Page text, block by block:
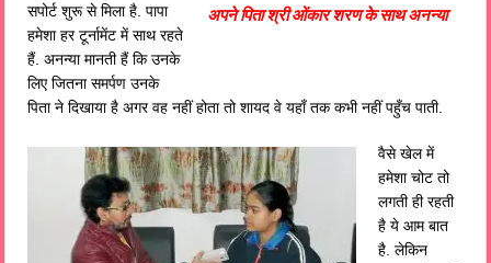
अपने पिता श्री ओंकार शरण के साथ अनन्या
सपोर्ट शुरू से मिला है. पापा
हमेशा हर टूर्नामेंट में साथ रहते
हैं. अनन्या मानती हैं कि उनके
लिए जितना समर्पण उनके
पिता ने दिखाया है अगर वह नहीं होता तो शायद वे यहाँ तक कभी नहीं पहुँच पाती.
वैसे खेल में
हमेशा चोट तो
लगती ही रहती
है ये आम बात
है. लेकिन